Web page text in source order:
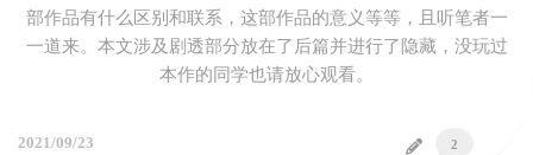
部作品有什么区别和联系，这部作品的意义等等，且听笔者一
一道来。本文涉及剧透部分放在了后篇并进行了隐藏，没玩过
本作的同学也请放心观看。
2
2021/09/23